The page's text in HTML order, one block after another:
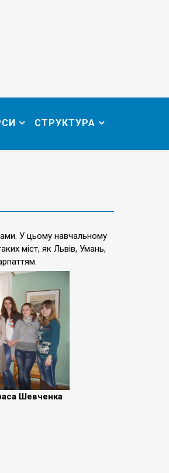
СТРУКТУРА
У цьому навчальному
міст, як Львів, Умань,
Шевченка